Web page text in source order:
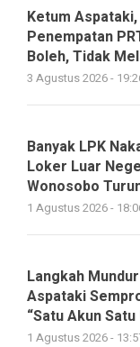
Ketum
Penempatan
Boleh, Tidak
3 Agustus 2026 -
Banyak LPK
Loker Luar
Wonosobo
1 Agustus 2026 -
Langkah
Aspataki
“Satu Akun Satu
1 Agustus 2026 -